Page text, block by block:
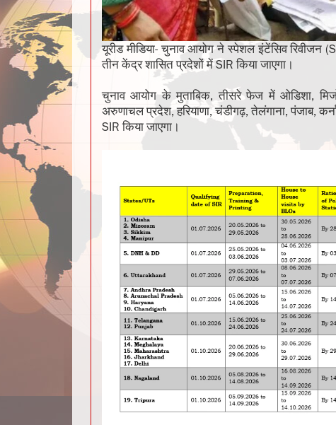
यूरीड मीडिया- चुनाव आयोग ने स्पेशल इंटेंसिव
तीन केंद्र शासित प्रदेशों में SIR किया जाएगा।
चुनाव आयोग के मुताबिक, तीसरे फेज में ओडिशा,
अरुणाचल प्रदेश, हरियाणा, चंडीगढ़, तेलंगाना, पंजाब,
SIR किया जाएगा।